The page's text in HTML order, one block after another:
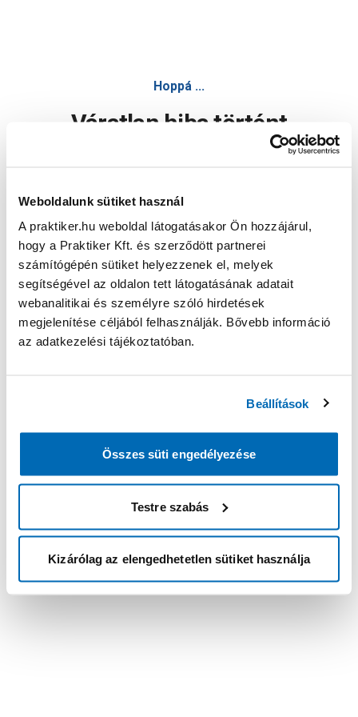
Weboldalunk sütiket használ
A praktiker.hu weboldal látogatásakor Ön hozzájárul,
hogy a Praktiker Kft. és szerződött partnerei
számítógépén sütiket helyezzenek el, melyek
segítségével az oldalon tett látogatásának adatait
webanalitikai és személyre szóló hirdetések
megjelenítése céljából felhasználják. Bővebb információ
az adatkezelési tájékoztatóban.
Beállítások
Összes süti engedélyezése
Testre szabás
Kizárólag az elengedhetetlen sütiket használja
Hoppá ...
Váratlan hiba történt
Oldal újratöltése